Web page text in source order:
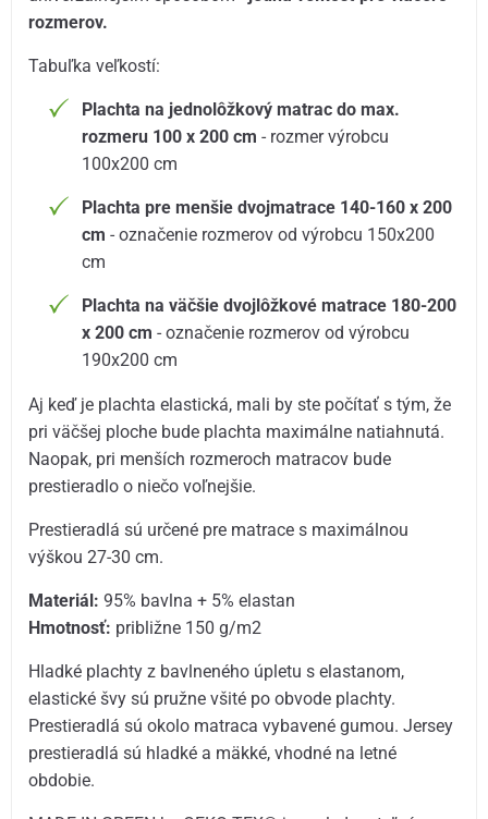
rozmerov.
Tabuľka veľkostí:
Plachta na jednolôžkový matrac do max.
rozmeru 100 x 200 cm - rozmer výrobcu
100x200 cm
Plachta pre menšie dvojmatrace 140-160 x 200
cm - označenie rozmerov od výrobcu 150x200
cm
Plachta na väčšie dvojlôžkové matrace 180-200
x 200 cm - označenie rozmerov od výrobcu
190x200 cm
Aj keď je plachta elastická, mali by ste počítať s tým, že
pri väčšej ploche bude plachta maximálne natiahnutá.
Naopak, pri menších rozmeroch matracov bude
prestieradlo o niečo voľnejšie.
Prestieradlá sú určené pre matrace s maximálnou
výškou 27-30 cm.
Materiál: 95% bavlna + 5% elastan
Hmotnosť: približne 150 g/m2
Hladké plachty z bavlneného úpletu s elastanom,
elastické švy sú pružne všité po obvode plachty.
Prestieradlá sú okolo matraca vybavené gumou. Jersey
prestieradlá sú hladké a mäkké, vhodné na letné
obdobie.